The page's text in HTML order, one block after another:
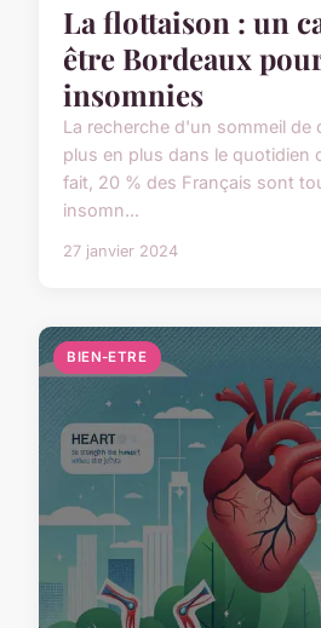
La flottaison : un
être Bordeaux
insomnies
La recherche d'un sommeil de
plus en plus dans le quotidien
fait, 20 % des Français sont
insomn...
27 janvier 2024
BIEN-ETRE